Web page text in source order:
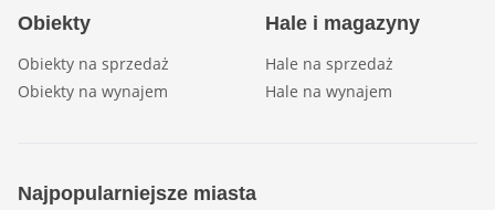
Obiekty
Obiekty na sprzedaż
Obiekty na wynajem
Hale i magazyny
Hale na sprzedaż
Hale na wynajem
Najpopularniejsze miasta